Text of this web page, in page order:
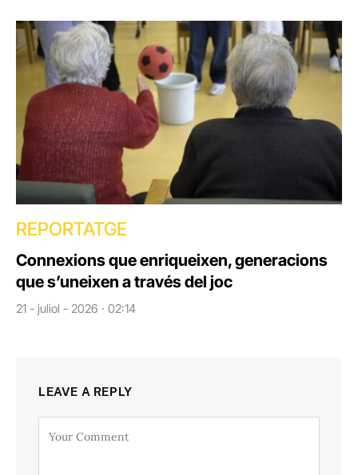
REPORTATGE
Connexions que enriqueixen, generacions
que s’uneixen a través del joc
21 - juliol - 2026 · 02:14
LEAVE A REPLY